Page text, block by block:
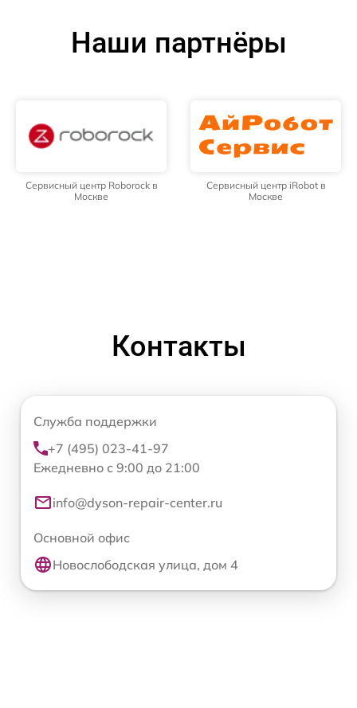
Наши партнёры
Сервисный центр Roborock в
Москве
Сервисный центр iRobot в
Москве
Контакты
Служба поддержки
+7 (495) 023-41-97
Ежедневно с 9:00 до 21:00
info@dyson-repair-center.ru
Основной офис
Новослободская улица, дом 4